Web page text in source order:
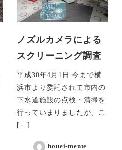
ノズルカメラによる
スクリーニング調査
平成30年4月1日 今まで横
浜市より委託されて市内の
下水道施設の点検・清掃を
行っていまりましたが、こ
[…]
houei-mente